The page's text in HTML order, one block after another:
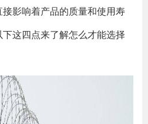
影响着产品的质量和使用寿
这四点来了解怎么才能选择